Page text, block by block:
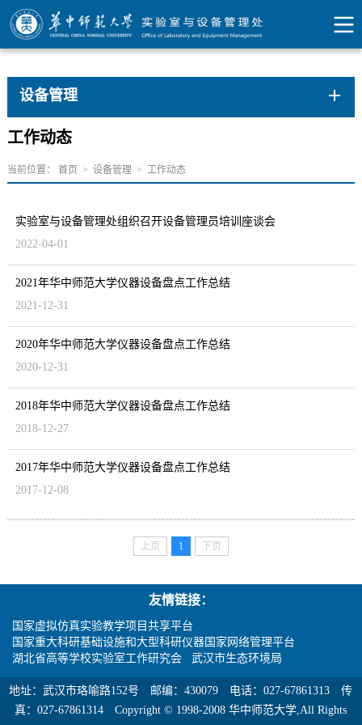
设备管理
工作动态
当前位置： 首页 > 设备管理 > 工作动态
实验室与设备管理处组织召开设备管理员培训座谈会
2022-04-01
2021年华中师范大学仪器设备盘点工作总结
2021-12-31
2020年华中师范大学仪器设备盘点工作总结
2020-12-31
2018年华中师范大学仪器设备盘点工作总结
2018-12-27
2017年华中师范大学仪器设备盘点工作总结
2017-12-08
上页 1 下页
友情链接：
国家虚拟仿真实验教学项目共享平台
国家重大科研基础设施和大型科研仪器国家网络管理平台
湖北省高等学校实验室工作研究会
武汉市生态环境局
地址：武汉市珞喻路152号 邮编：430079 电话：027-67861313 传
真：027-67861314 Copyright © 1998-2008 华中师范大学,All Rights